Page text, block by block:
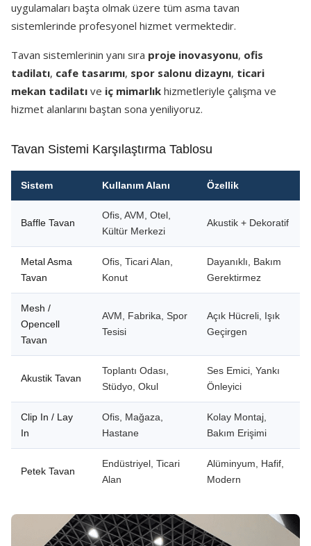
uygulamaları başta olmak üzere tüm asma tavan
sistemlerinde profesyonel hizmet vermektedir.
Tavan sistemlerinin yanı sıra proje inovasyonu, ofis
tadilatı, cafe tasarımı, spor salonu dizaynı, ticari
mekan tadilatı ve iç mimarlık hizmetleriyle çalışma ve
hizmet alanlarını baştan sona yeniliyoruz.
Tavan Sistemi Karşılaştırma Tablosu
Sistem Kullanım Alanı Özellik
Baffle Tavan
Ofis, AVM, Otel,
Kültür Merkezi
Akustik + Dekoratif
Metal Asma
Tavan
Ofis, Ticari Alan,
Konut
Dayanıklı, Bakım
Gerektirmez
Mesh /
Opencell
Tavan
AVM, Fabrika, Spor
Tesisi
Açık Hücreli, Işık
Geçirgen
Akustik Tavan
Toplantı Odası,
Stüdyo, Okul
Ses Emici, Yankı
Önleyici
Clip In / Lay
In
Ofis, Mağaza,
Hastane
Kolay Montaj,
Bakım Erişimi
Petek Tavan
Endüstriyel, Ticari
Alan
Alüminyum, Hafif,
Modern